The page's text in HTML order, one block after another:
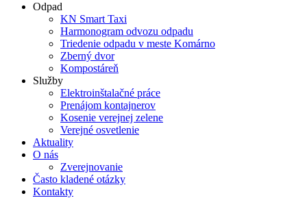
Odpad
KN Smart Taxi
Harmonogram odvozu odpadu
Triedenie odpadu v meste Komárno
Zberný dvor
Kompostáreň
Služby
Elektroinštalačné práce
Prenájom kontajnerov
Kosenie verejnej zelene
Verejné osvetlenie
Aktuality
O nás
Zverejnovanie
Často kladené otázky
Kontakty